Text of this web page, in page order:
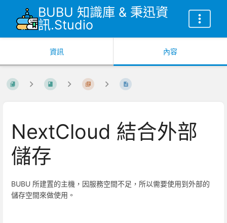
BUBU 知識庫 & 秉迅資
訊.Studio
資訊 內容
NextCloud 結合外部
儲存
BUBU 所建置的主機，因服務空間不足，所以需要使用到外部的
儲存空間來做使用。